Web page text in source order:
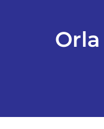
EDIÇÕES EM PDF